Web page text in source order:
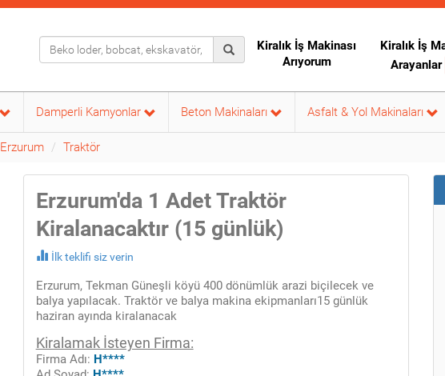
Kiralık İş Makinası
Arıyorum
Kiralık İş
Arayanlar
Damperli Kamyonlar Beton Makinaları Asfalt & Yol Makinaları
Erzurum Traktör
Erzurum'da 1 Adet Traktör
Kiralanacaktır (15 günlük)
İlk teklifi siz verin
Erzurum, Tekman Güneşli köyü 400 dönümlük arazi biçilecek ve
balya yapılacak. Traktör ve balya makina ekipmanları15 günlük
haziran ayında kiralanacak
Kiralamak İsteyen Firma:
Firma Adı: H****